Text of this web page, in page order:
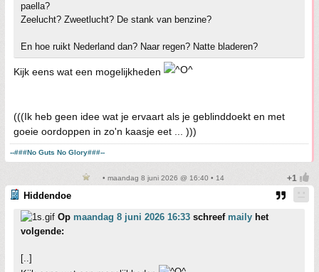
paella?
Zeelucht? Zweetlucht? De stank van benzine?
En hoe ruikt Nederland dan? Naar regen? Natte bladeren?
Kijk eens wat een mogelijkheden
(((Ik heb geen idee wat je ervaart als je geblinddoekt en met
goeie oordoppen in zo'n kaasje eet ... )))
--###No Guts No Glory###--
• maandag 8 juni 2026 @ 16:40 • 14
Hiddendoe
Op maandag 8 juni 2026 16:33 schreef maily het
volgende:
[..]